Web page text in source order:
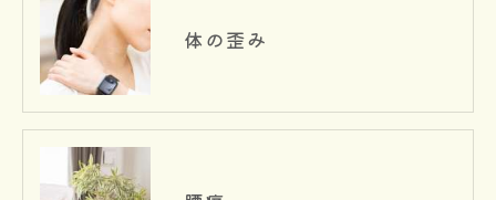
体の歪み